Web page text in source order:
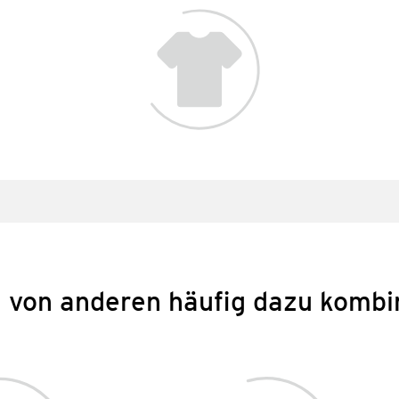
von anderen häufig dazu